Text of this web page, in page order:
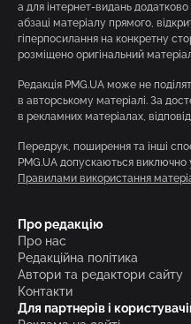
а для інтернет-видань
абзаці матеріалу прямого,
гіперпосилання на конкретну
розміщено оригінальний
Редакція PMG.UA може не
в авторському матеріалі. За
в рекламних матеріалах,
Передрук, поширення та інші
PMG.UA допускаються
Правилами використання
Про редакцію
Про нас
Редакційна політика
Автори та редактори сайту
Контакти
Для партнерів і